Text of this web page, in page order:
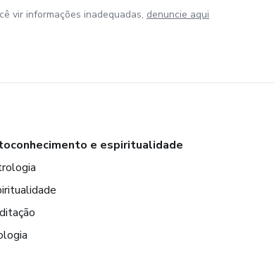
vir informações inadequadas, denuncie aqui
e espiritualidade